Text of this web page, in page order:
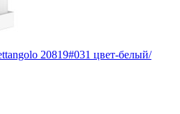
20819#031 цвет-белый/